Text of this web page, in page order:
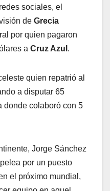
sociales, el
de Grecia
por quien pagaron
a Cruz Azul .
quien repatrió al
a disputar 65
donde colaboró con 5
Jorge Sánchez
por un puesto
el próximo mundial,